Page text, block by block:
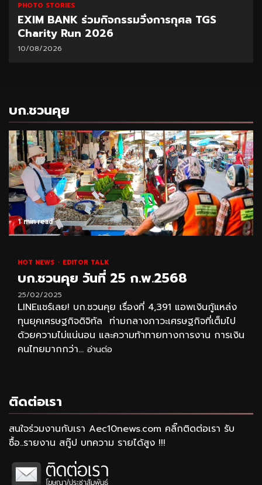
PHOTO STORIES
EXIM BANK ร่วมกิจกรรมวิ่งการกุศล TGS
Charity Run 2026
10/08/2026
บก.ชวนคุย
1 min read
HOT NEWS EDITOR TALK
บก.ชวนคุย วันที่ 25 ก.พ.2568
25/02/2025
LINEแชร์เลย! บก.ชวนคุย เรื่องที่ 4,391 แอพเงินกู้แหล่ง
ทุนยุคเศรษฐกิจดิจิทัล ท่ามกลางภาวะเศรษฐกิจที่เต็มไป
ด้วยความไม่แน่นอน และความท้าทายทางการงาน การเงิน
คนไทยมากกว่า... อ่านต่อ
ติดต่อเรา
สนใจร่วมงานกับเรา Aec10news.com คลิ๊กติดต่อเรา รับ
ซื้อ..รายงาน สกู๊ป บทความ รายได้สูง !!!